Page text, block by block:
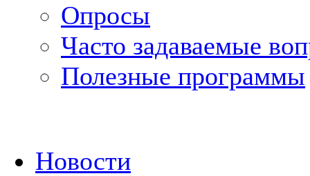
Опросы
Часто задаваемые
Полезные программы
Новости